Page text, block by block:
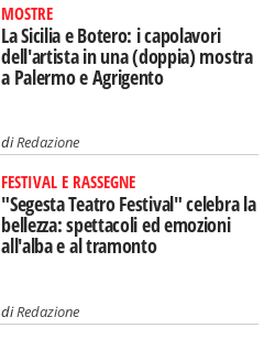
MOSTRE
La Sicilia e Botero: i capolavori
dell'artista in una (doppia) mostra
a Palermo e Agrigento
diRedazione
FESTIVAL E RASSEGNE
"Segesta Teatro Festival" celebra la
bellezza: spettacoli ed emozioni
all'alba e al tramonto
diRedazione